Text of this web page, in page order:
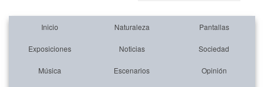
Inicio Naturaleza Pantallas
Exposiciones Noticias Sociedad
Música Escenarios Opinión